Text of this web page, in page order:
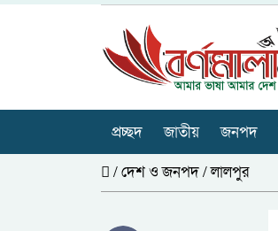
প্রচ্ছদ জাতীয় জনপদ
/দেশ ও জনপদ/লালপুর